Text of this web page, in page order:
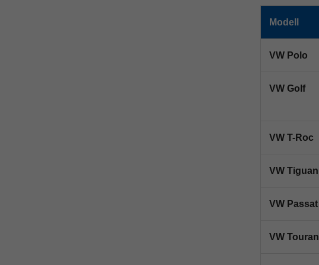
Modell
VW Polo
VW Golf
VW T-Roc
VW Tiguan
VW Passat
VW Touran